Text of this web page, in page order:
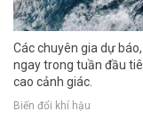
Các chuyên gia dự
ngay trong tuần đầu
cao cảnh giác.
Biến đổi khí hậu